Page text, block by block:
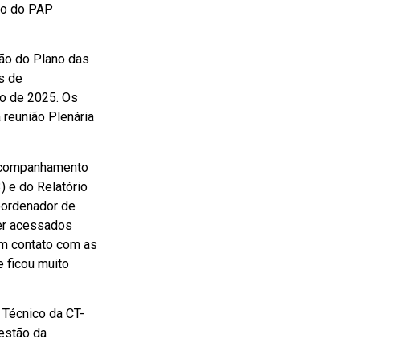
do PAP
do Plano das
de
de 2025. Os
Plenária
e do Relatório
de
acessados
contato com as
ficou muito
da CT-
da